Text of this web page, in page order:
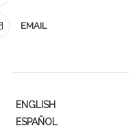
EMAIL
ENGLISH
ESPAÑOL